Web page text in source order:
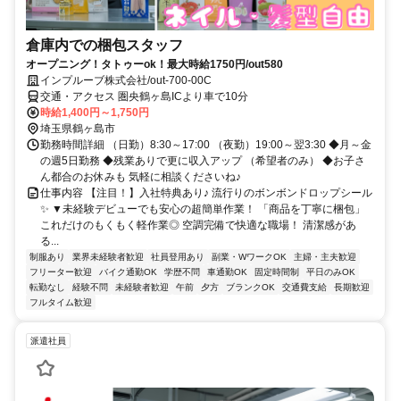
倉庫内での梱包スタッフ
オープニング！タトゥーok！最大時給1750円/out580
インプルーブ株式会社/out-700-00C
交通・アクセス 圏央鶴ヶ島ICより車で10分
時給1,400円～1,750円
埼玉県鶴ヶ島市
勤務時間詳細 （日勤）8:30～17:00 （夜勤）19:00～翌3:30 ◆月～金
の週5日勤務 ◆残業ありで更に収入アップ （希望者のみ） ◆お子さ
ん都合のお休みも 気軽に相談くださいね♪
仕事内容 【注目！】入社特典あり♪ 流行りのボンボンドロップシール
✨ ▼未経験デビューでも安心の超簡単作業！ 「商品を丁寧に梱包」
これだけのもくもく軽作業◎ 空調完備で快適な職場！ 清潔感があ
る...
制服あり 業界未経験者歓迎 社員登用あり 副業・WワークOK
主婦・主夫歓迎
フリーター歓迎
バイク通勤OK 学歴不問 車通勤OK 固定時間制
平日のみOK
転勤なし
経験不問 未経験者歓迎 午前 夕方 ブランクOK 交通費支給
長期歓迎
フルタイム歓迎
派遣社員